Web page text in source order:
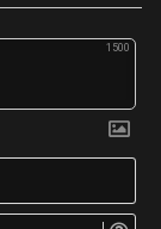
1500